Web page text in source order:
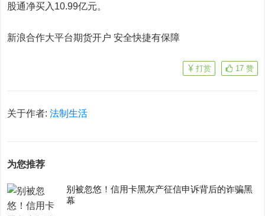
股通净买入10.99亿元。
新浪合作大平台期货开户 安全快捷有保障
17 赞
打赏
关于作者:法制生活
为您推荐
别被忽悠！信用卡黑灰产征信申诉背后的诈骗黑
幕